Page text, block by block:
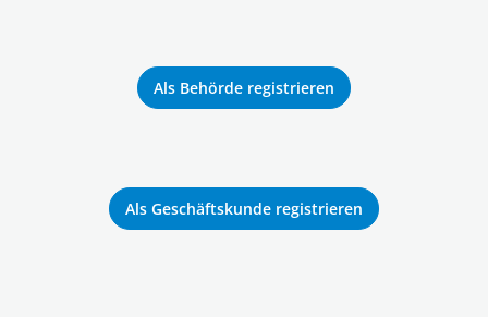
Als Behörde registrieren
Als Geschäftskunde registrieren